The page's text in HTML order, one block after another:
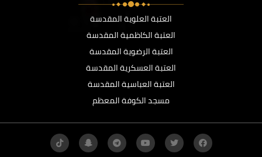
العتبة العلوية المقدسة
العتبة الكاظمية المقدسة
العتبة الرضوية المقدسة
العتبة العسكرية المقدسة
العتبة العباسية المقدسة
مسجد الكوفة المعظم